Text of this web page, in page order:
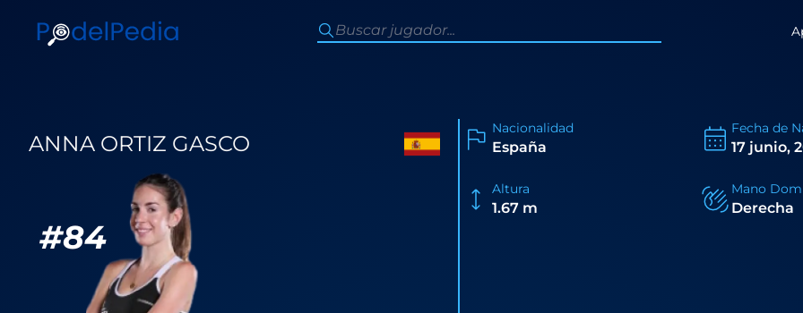
ANNA ORTIZ GASCO
#84
Nacionalidad
España
Fecha de
17 junio,
Altura
1.67 m
Mano
Derecha